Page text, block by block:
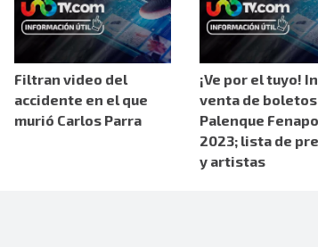
Filtran video del
accidente en el que
murió Carlos Parra
¡Ve por el tuyo!
venta de
Palenque Fenapo
2023; lista de
y artistas